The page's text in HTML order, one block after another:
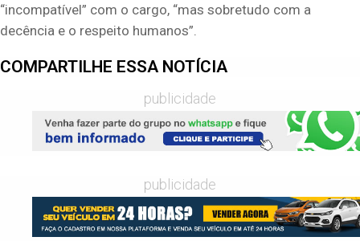
“incompatível” com o cargo, “mas sobretudo com a
decência e o respeito humanos”.
COMPARTILHE ESSA NOTÍCIA
publicidade
publicidade